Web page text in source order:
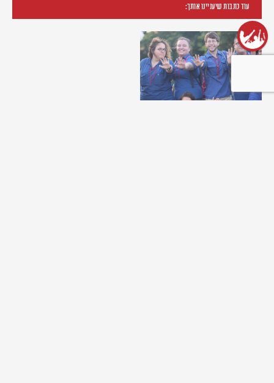
עוד כתבות שיעניינו אותך: